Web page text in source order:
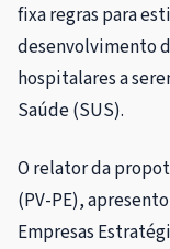
fixa regras para
desenvolvimento
hospitalares a
Saúde (SUS).
O relator da
(PV-PE),
Empresas